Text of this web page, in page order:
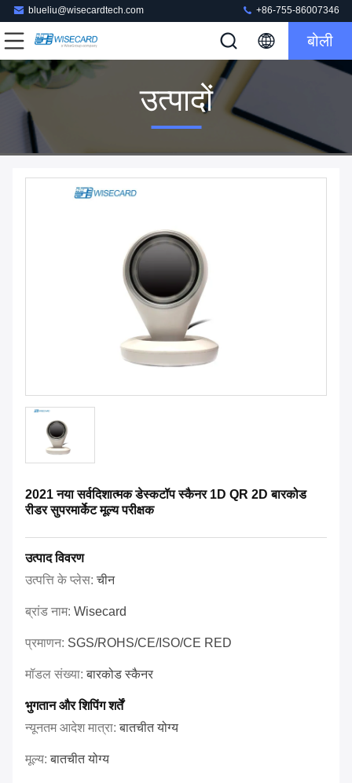
blueliu@wisecardtech.com +86-755-86007346
बोली
उत्पादों
2021 नया सर्वदिशात्मक डेस्कटॉप स्कैनर 1D QR 2D बारकोड
रीडर सुपरमार्केट मूल्य परीक्षक
उत्पाद विवरण
उत्पत्ति के प्लेस:चीन
ब्रांड नाम: Wisecard
प्रमाणन: SGS/ROHS/CE/ISO/CE RED
मॉडल संख्या:बारकोड स्कैनर
भुगतान और शिपिंग शर्तें
न्यूनतम आदेश मात्रा:बातचीत योग्य
मूल्य:बातचीत योग्य